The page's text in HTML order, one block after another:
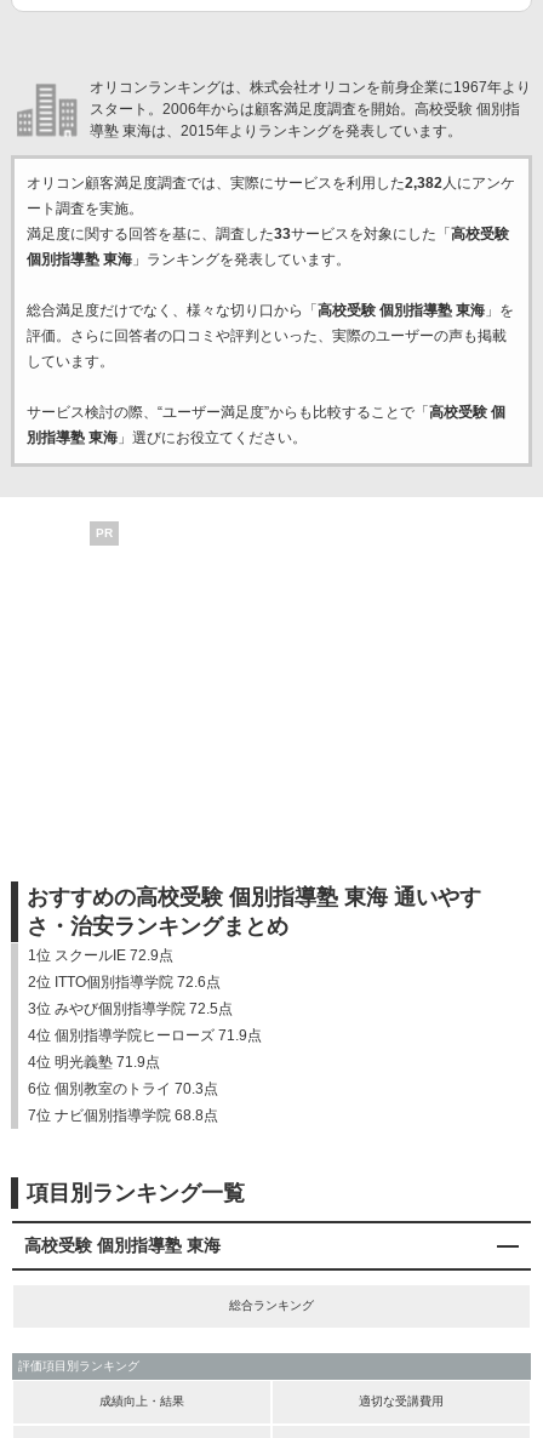
オリコンランキングは、株式会社オリコンを前身企業に1967年より
スタート。2006年からは顧客満足度調査を開始。高校受験 個別指
導塾 東海は、2015年よりランキングを発表しています。
オリコン顧客満足度調査では、実際にサービスを利用した2,382人にアンケ
ート調査を実施。
満足度に関する回答を基に、調査した33サービスを対象にした「 高校受験
個別指導塾 東海」ランキングを発表しています。
総合満足度だけでなく、様々な切り口から「 高校受験 個別指導塾 東海」を
評価。さらに回答者の口コミや評判といった、実際のユーザーの声も掲載
しています。
サービス検討の際、“ユーザー満足度”からも比較することで「 高校受験 個
別指導塾 東海」選びにお役立てください。
PR
おすすめの高校受験 個別指導塾 東海 通いやす
さ・治安ランキングまとめ
1位 スクールIE 72.9点
2位 ITTO個別指導学院 72.6点
3位 みやび個別指導学院 72.5点
4位 個別指導学院ヒーローズ 71.9点
4位 明光義塾 71.9点
6位 個別教室のトライ 70.3点
7位 ナビ個別指導学院 68.8点
項目別ランキング一覧
高校受験 個別指導塾 東海
総合ランキング
評価項目別ランキング
成績向上・結果 適切な受講費用